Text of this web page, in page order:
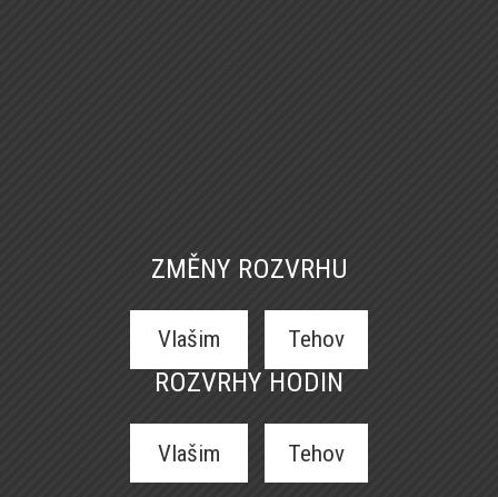
ZMĚNY ROZVRHU
Vlašim Tehov
ROZVRHY HODIN
Vlašim Tehov